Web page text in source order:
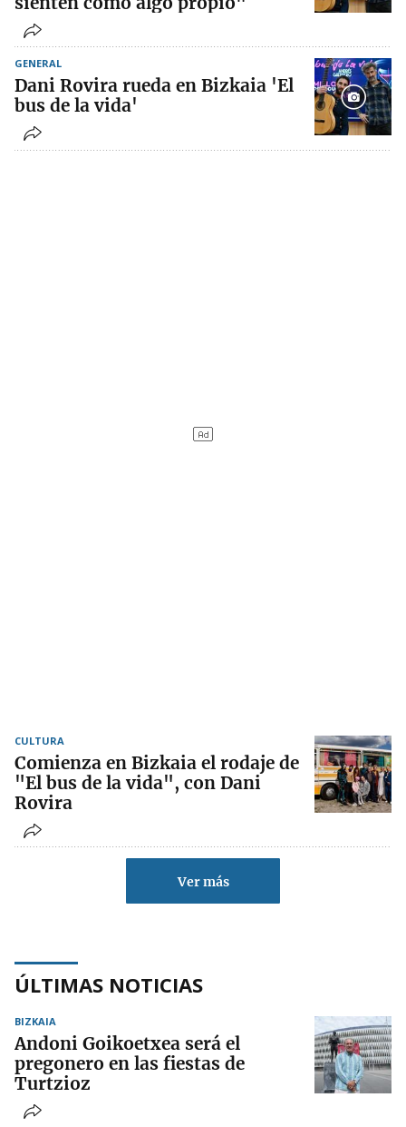
GENERAL
Dani Rovira rueda en Bizkaia 'El
bus de la vida'
CULTURA
Comienza en Bizkaia el rodaje de
"El bus de la vida", con Dani
Rovira
Ver más
ÚLTIMAS NOTICIAS
BIZKAIA
Andoni Goikoetxea será el
pregonero en las fiestas de
Turtzioz